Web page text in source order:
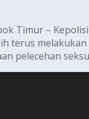
Timur –
terus
pelecehan